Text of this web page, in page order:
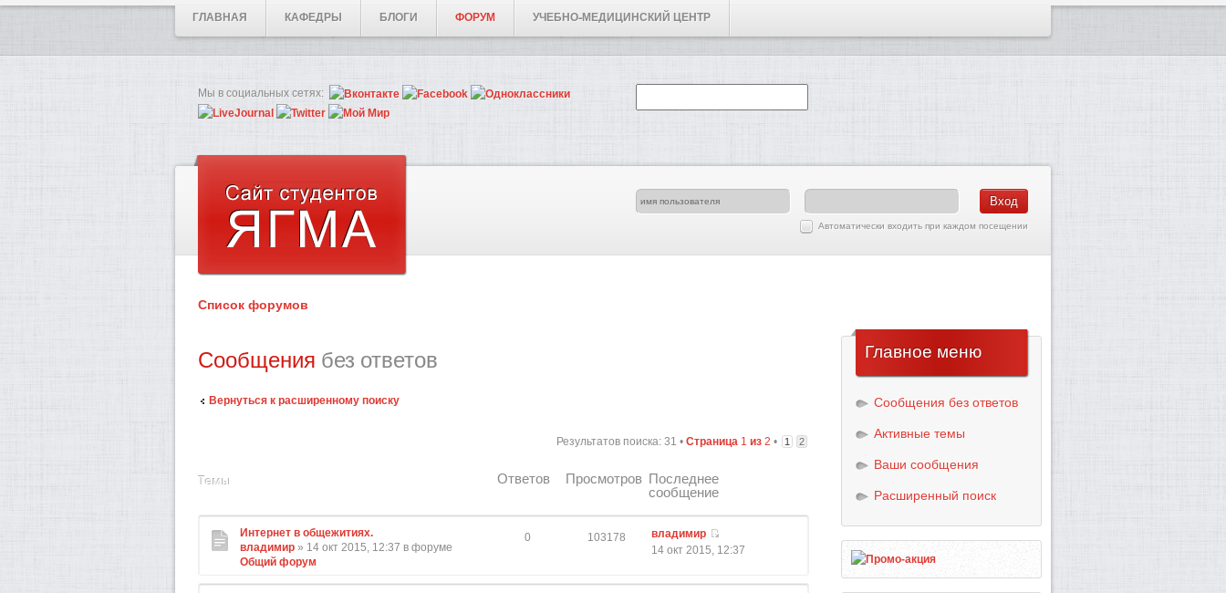
ГЛАВНАЯ КАФЕДРЫ БЛОГИ ФОРУМ УЧЕБНО-МЕДИЦИНСКИЙ ЦЕНТР
Мы в социальных сетях:
Автоматически входить при каждом посещении
Список форумов
Сообщения без ответов
Вернуться к расширенному поиску
Результатов поиска: 31 • Страница 1 из 2 • 1 2
Темы Ответов Просмотров Последнее
сообщение
Интернет в общежитиях.
владимир » 14 окт 2015, 12:37 в форуме
Общий форум
0 103178
владимир
14 окт 2015, 12:37
Главное меню
Сообщения без ответов
Активные темы
Ваши сообщения
Расширенный поиск